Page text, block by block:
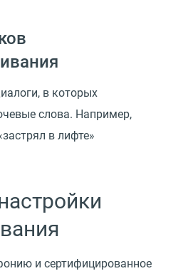
в которых
слова. Например,
в лифте»
и сертифицированное